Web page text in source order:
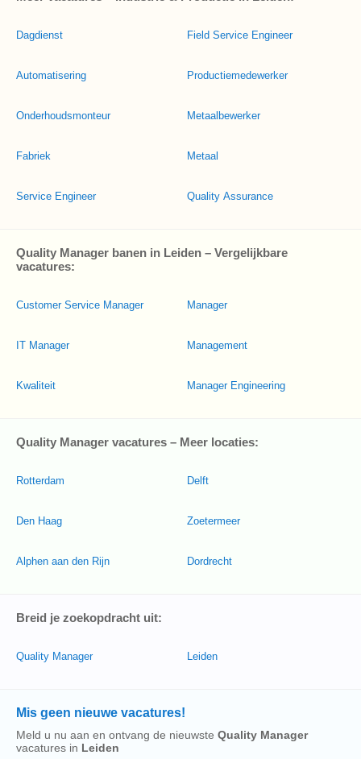
Dagdienst
Automatisering
Onderhoudsmonteur
Fabriek
Service Engineer
Field Service Engineer
Productiemedewerker
Metaalbewerker
Metaal
Quality Assurance
Quality Manager banen in Leiden – Vergelijkbare
vacatures:
Customer Service Manager
IT Manager
Kwaliteit
Manager
Management
Manager Engineering
Quality Manager vacatures – Meer locaties:
Rotterdam
Den Haag
Alphen aan den Rijn
Delft
Zoetermeer
Dordrecht
Breid je zoekopdracht uit:
Quality Manager Leiden
Mis geen nieuwe vacatures!
Meld u nu aan en ontvang de nieuwste Quality Manager
vacatures in Leiden